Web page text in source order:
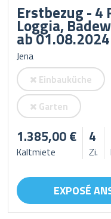
Erstbezug - 4
Loggia,
ab 01.08.2024
Jena
Einbauküche
Garten
1.385,00 €
Kaltmiete
4
Zi.
EXPOSÉ